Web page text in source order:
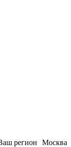
Москва
регион